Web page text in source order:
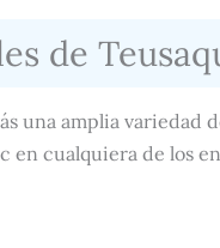
de
una amplia variedad
en cualquiera de los